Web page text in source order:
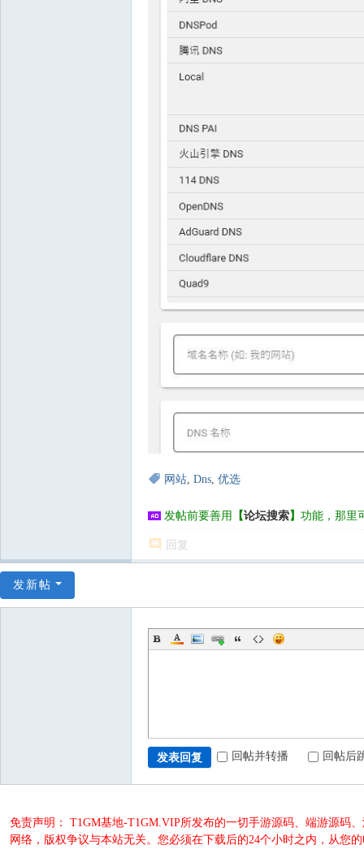
网站, Dns, 优选
发帖前要善用 【论坛搜索】 功能，那里
回复
发新帖
发表回复 回帖并转播 回帖后
免责声明： T1GM基地-T1GM.VIP所发布的一切手游源码、端游源码
网络，版权争议与本站无关。您必须在下载后的24个小时之内，从您